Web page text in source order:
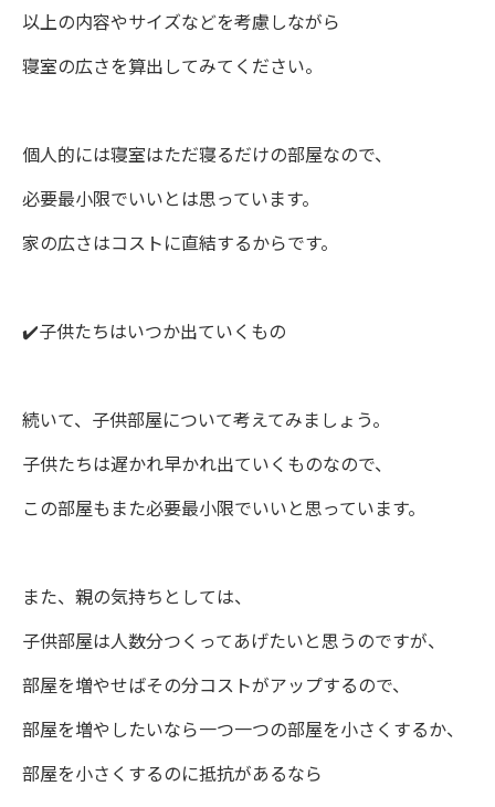
以上の内容やサイズなどを考慮しながら
寝室の広さを算出してみてください。
個人的には寝室はただ寝るだけの部屋なので、
必要最小限でいいとは思っています。
家の広さはコストに直結するからです。
✔️子供たちはいつか出ていくもの
続いて、子供部屋について考えてみましょう。
子供たちは遅かれ早かれ出ていくものなので、
この部屋もまた必要最小限でいいと思っています。
また、親の気持ちとしては、
子供部屋は人数分つくってあげたいと思うのですが、
部屋を増やせばその分コストがアップするので、
部屋を増やしたいなら一つ一つの部屋を小さくするか、
部屋を小さくするのに抵抗があるなら